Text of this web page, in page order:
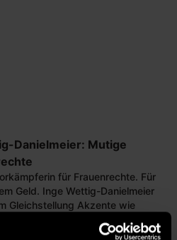
Danielmeier: Mutige
für Frauenrechte. Für
Geld. Inge Wettig-Danielmeier
Gleichstellung Akzente wie